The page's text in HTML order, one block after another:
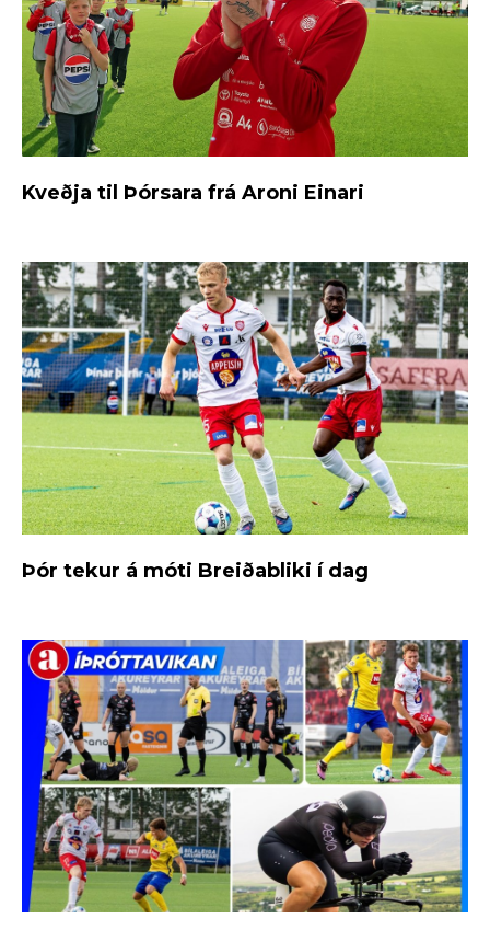
Kveðja til Þórsara frá Aroni Einari
Þór tekur á móti Breiðabliki í dag